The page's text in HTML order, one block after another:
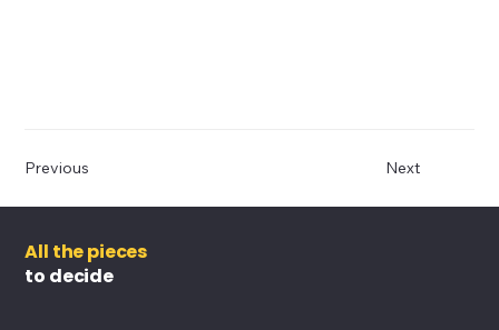
Previous Next
All the pieces
to decide